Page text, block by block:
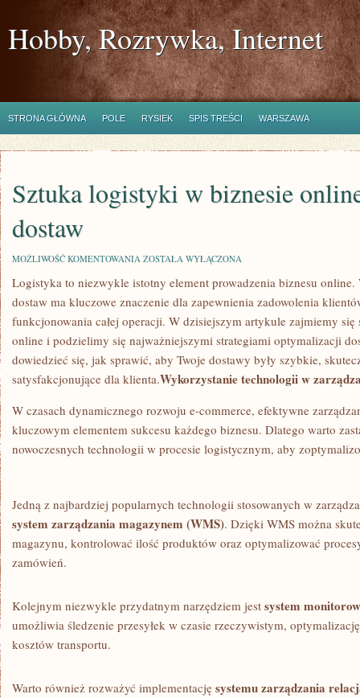
Hobby, Rozrywka, Internet
STRONA GŁÓWNA POLE RYSIEK SPIS TREŚCI WARSZAWA
Sztuka logistyki w biznesie
dostaw
MOŻLIWOŚĆ KOMENTOWANIA SZTUKA
W
BIZNESIE
ONLINE:
OPTYMALIZACJA
DOSTAW
ZOSTAŁA WYŁĄCZONA
Logistyka to niezwykle istotny ⁢element prowadzenia biznesu
dostaw ma kluczowe znaczenie dla zapewnienia zadowolenia
funkcjonowania całej operacji. W dzisiejszym artykule zajmiemy
online i podzielimy ⁤się najważniejszymi strategiami optymalizacji
dowiedzieć się, jak​ sprawić,⁢ aby Twoje dostawy były szybkie,
satysfakcjonujące dla klienta.Wykorzystanie technologii w
W czasach dynamicznego rozwoju⁤ e-commerce, efektywne
kluczowym elementem sukcesu każdego biznesu.‍ Dlatego warto
nowoczesnych ‍technologii w procesie logistycznym, aby
Jedną z najbardziej popularnych technologii stosowanych w
system zarządzania ⁢magazynem⁣ (WMS). Dzięki WMS można
magazynu, kontrolować ilość produktów oraz optymalizować
zamówień.
Kolejnym niezwykle przydatnym narzędziem jest system
⁤umożliwia śledzenie przesyłek w czasie rzeczywistym,
kosztów transportu.
Warto również ⁢rozważyć ​implementację systemu zarządzania⁢